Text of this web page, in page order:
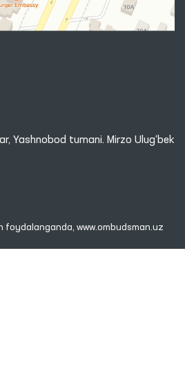
Yashnobod tumani. Mirzo Ulug‘bek
foydalanganda, www.ombudsman.uz